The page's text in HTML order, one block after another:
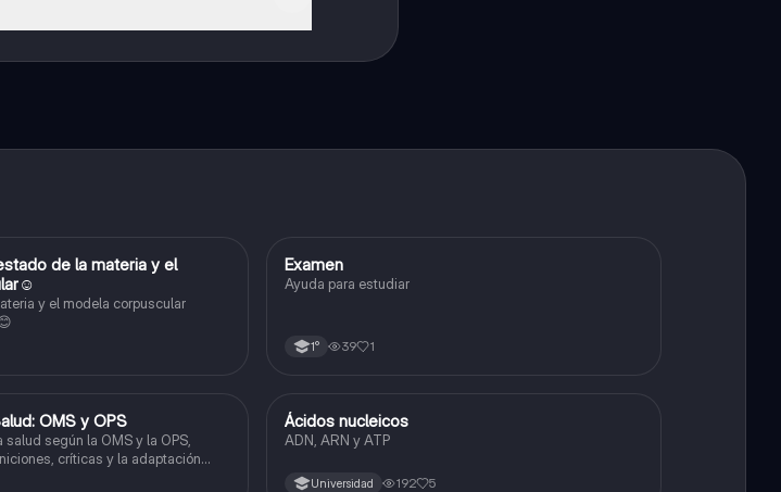
a determinadas funciones.
de la materia y el
y el modela corpuscular
Ciencias Naturales
Examen
Ayuda para estudiar
1° 39 1
OMS y OPS
según la OMS y la OPS,
críticas y la adaptación
Biología
Ácidos nucleicos
ADN, ARN y ATP
Universidad 192 5